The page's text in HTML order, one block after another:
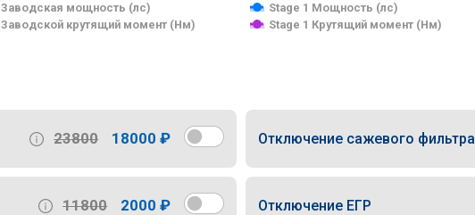
Заводская мощность (лс)
Stage 1 Мощность (лс)
Заводской крутящий момент (Нм)
Stage 1 Крутящий момент (Нм)
23800 18000 ₽ Отключение сажевого фильтра
11800 2000 ₽ Отключение ЕГР